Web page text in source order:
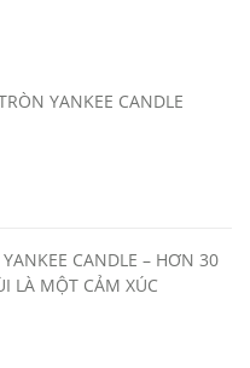
YANKEE CANDLE
CANDLE – HƠN 30
LÀ MỘT CẢM XÚC